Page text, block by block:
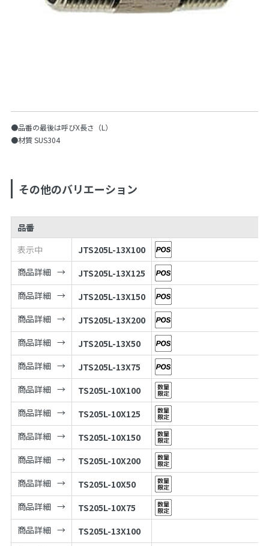
●品番の最後は呼びX長さ（L）
●材質 SUS304
その他のバリエーション
品番
表示中
JTS205L-13X100
商品詳細
JTS205L-13X125
商品詳細
JTS205L-13X150
商品詳細
JTS205L-13X200
商品詳細
JTS205L-13X50
商品詳細
JTS205L-13X75
商品詳細
TS205L-10X100
商品詳細
TS205L-10X125
商品詳細
TS205L-10X150
商品詳細
TS205L-10X200
商品詳細
TS205L-10X50
商品詳細
TS205L-10X75
商品詳細
TS205L-13X100